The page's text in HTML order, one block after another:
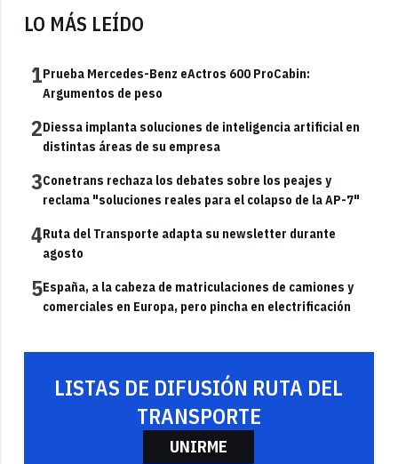
LO MÁS LEÍDO
1Prueba Mercedes-Benz eActros 600 ProCabin:
Argumentos de peso
2Diessa implanta soluciones de inteligencia artificial en
distintas áreas de su empresa
3Conetrans rechaza los debates sobre los peajes y
reclama "soluciones reales para el colapso de la AP-7"
4Ruta del Transporte adapta su newsletter durante
agosto
5España, a la cabeza de matriculaciones de camiones y
comerciales en Europa, pero pincha en electrificación
LISTAS DE DIFUSIÓN RUTA DEL
TRANSPORTE
UNIRME